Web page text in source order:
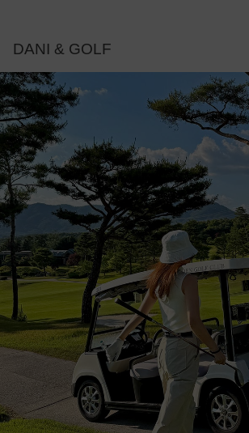
DANI & GOLF